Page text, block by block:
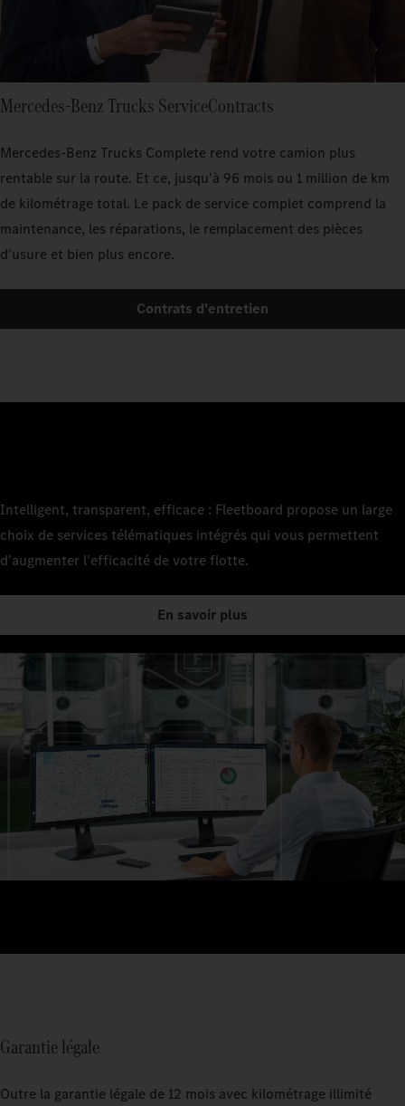
Mercedes‑Benz Trucks ServiceContracts
Mercedes‑Benz Trucks Complete rend votre camion plus
rentable sur la route. Et ce, jusqu'à 96 mois ou 1 million de km
de kilométrage total. Le pack de service complet comprend la
maintenance, les réparations, le remplacement des pièces
d'usure et bien plus encore.
Contrats d'entretien
Intelligent, transparent, efficace : Fleetboard propose un large
choix de services télématiques intégrés qui vous permettent
d'augmenter l'efficacité de votre flotte.
En savoir plus
Garantie légale
Outre la garantie légale de 12 mois avec kilométrage illimité